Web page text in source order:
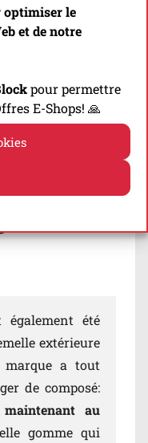
optimiser le
et de notre
pour permettre
E-Shops! 🙏
] -5%
&
le code 👉
&
été
extérieure
a tout
de composé:
maintenant au
gomme qui